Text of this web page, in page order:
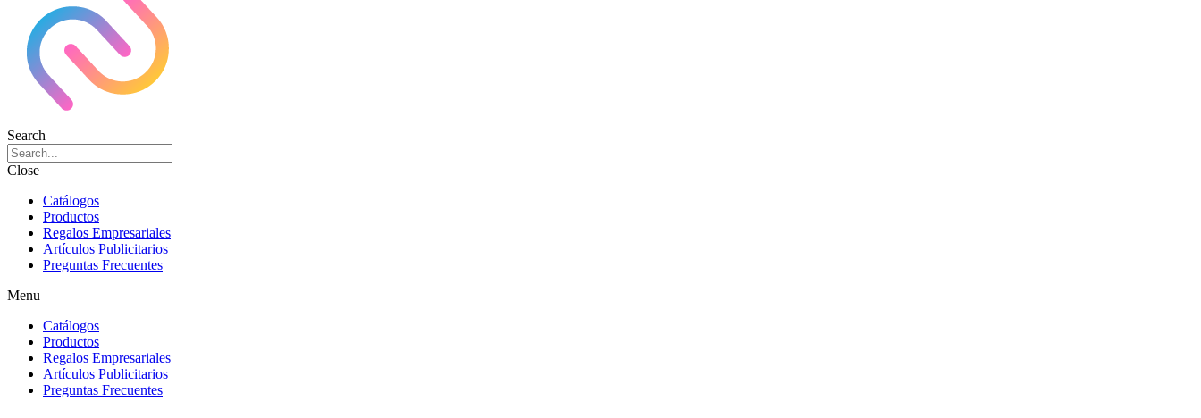
Search
Close
Catálogos
Productos
Regalos Empresariales
Artículos Publicitarios
Preguntas Frecuentes
Menu
Catálogos
Productos
Regalos Empresariales
Artículos Publicitarios
Preguntas Frecuentes